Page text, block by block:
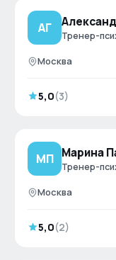
АГ Тренер-
Москва
5,0(3)
МП Марина
Тренер-
Москва
5,0(2)